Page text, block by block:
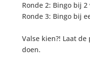
Ronde 2: Bingo bij
Ronde 3: Bingo bij
Valse kien?! Laat
doen.